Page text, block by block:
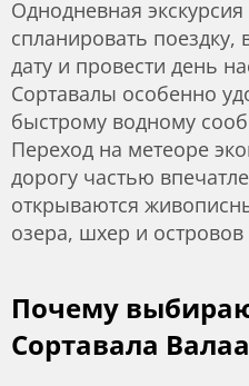
Однодневная
спланировать
дату и провести день
Сортавалы особенно
быстрому водному
Переход на метеоре
дорогу частью
открываются
озера, шхер и островов
Почему
Сортавала